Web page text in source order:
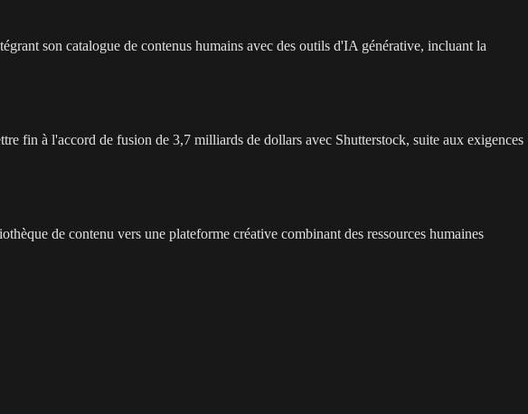
son catalogue de contenus humains avec des outils d'IA générative, incluant la
fin à l'accord de fusion de 3,7 milliards de dollars avec Shutterstock, suite aux exigences
de contenu vers une plateforme créative combinant des ressources humaines